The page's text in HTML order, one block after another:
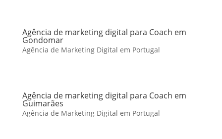
Agência de marketing digital para Coach em
Gondomar
Agência de Marketing Digital em Portugal
Agência de marketing digital para Coach em
Guimarães
Agência de Marketing Digital em Portugal